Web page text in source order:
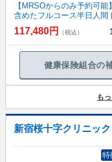
【MRSOからのみ予約可
含めたフルコース半日人間
117,480円 （税込）
健康保険組合の
も
新宿桜十字クリニック
特